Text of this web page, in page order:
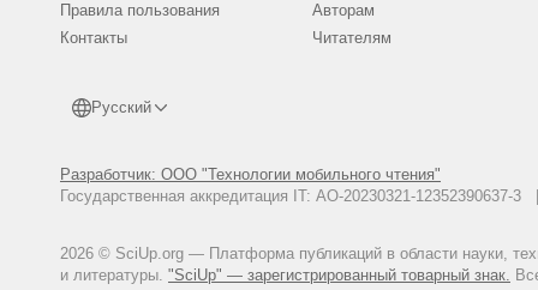
Правила пользования
Контакты
Русский
Разработчик: ООО "Технологии мобильного чтения"
Государственная аккредитация IT: АО-20230321-
2026 © SciUp.org — Платформа публикаций в области науки,
и литературы. "SciUp" — зарегистрированный товарный знак.
Авторам
Читателям